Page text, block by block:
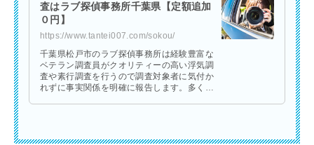
査はラブ探偵事務所千葉県【定額追加
０円】
https://www.tantei007.com/sokou/
千葉県松戸市のラブ探偵事務所は経験豊富な
ベテラン調査員がクオリティーの高い浮気調
査や素行調査を行うので調査対象者に気付か
れずに事実関係を明確に報告します。多くの